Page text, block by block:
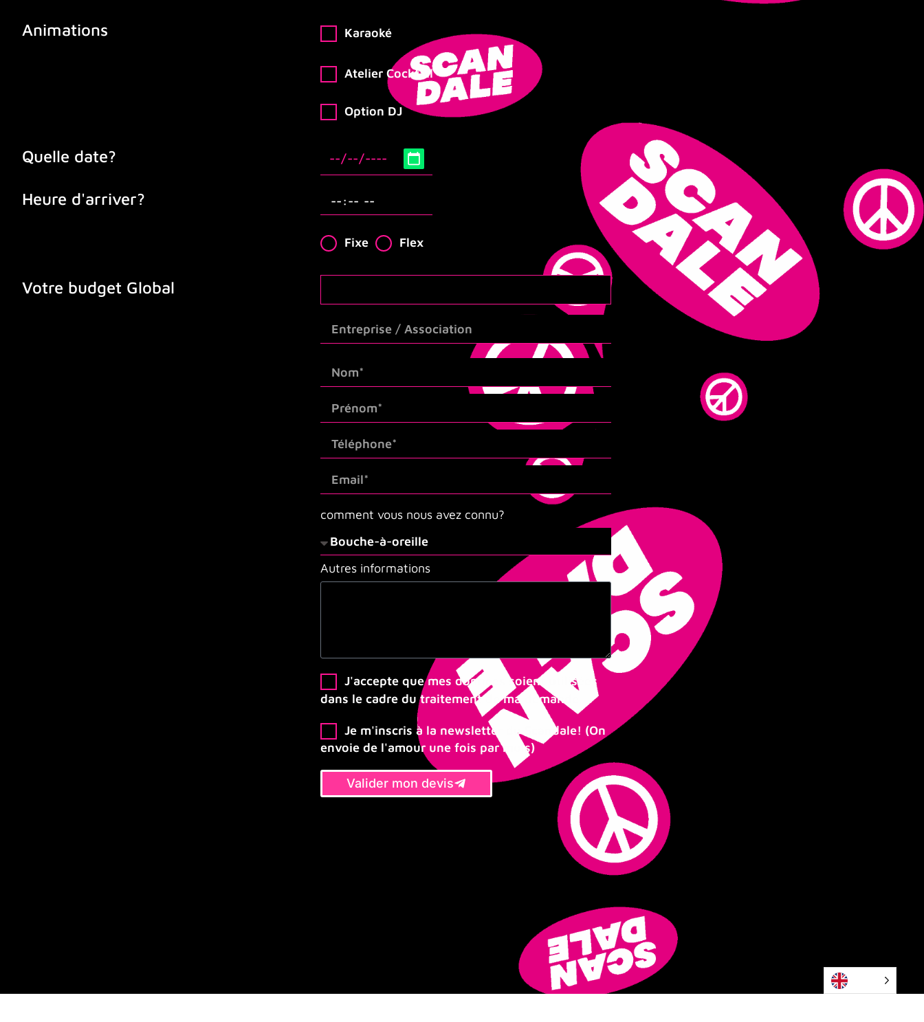
Animations Karaoké
Atelier Cocktail
Option DJ
Quelle date?
Heure d'arriver?
Fixe Flex
Votre budget Global
comment vous nous avez connu?
Autres informations
J'accepte que mes données soient utilisées
dans le cadre du traitement de ma demande.
Je m'inscris à la newsletter du Scandale! (On
envoie de l'amour une fois par mois)
Valider mon devis